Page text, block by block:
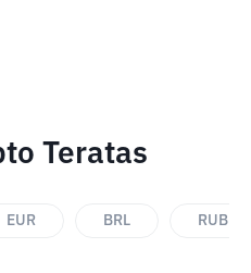
Teratas
EUR BRL RUB